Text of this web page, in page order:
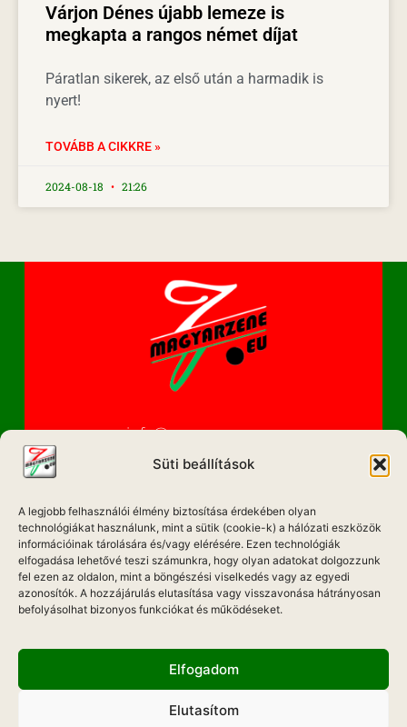
Süti beállítások
A legjobb felhasználói élmény biztosítása érdekében olyan
technológiákat használunk, mint a sütik (cookie-k) a hálózati eszközök
információinak tárolására és/vagy elérésére. Ezen technológiák
elfogadása lehetővé teszi számunkra, hogy olyan adatokat dolgozzunk
fel ezen az oldalon, mint a böngészési viselkedés vagy az egyedi
azonosítók. A hozzájárulás elutasítása vagy visszavonása hátrányosan
befolyásolhat bizonyos funkciókat és működéseket.
Elfogadom
Elutasítom
Várjon Dénes újabb lemeze is
megkapta a rangos német díjat
Páratlan sikerek, az első után a harmadik is
nyert!
TOVÁBB A CIKKRE »
2024-08-18 21:26
info@magyarzene.eu
IMPRESSZUM
ETIKAI KÓDEX
MÉDIA AJÁNLAT
ADATKEZELÉSI NYILATKOZAT
Hadd Szóljon!